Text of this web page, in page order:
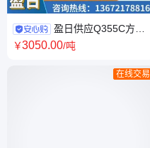
盈日供应Q355C方管
Q355B方矩管 方通 矩形管 规
￥3050.00/吨
在线交易